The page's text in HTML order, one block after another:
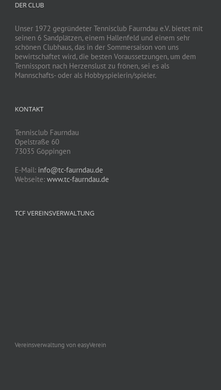
DER CLUB
Unser 1972 gegründeter Tennisclub Faurndau e.V. bietet mit
seinen 6 Sandplätzen, einem Hallenfeld und einem sehr
schönen Clubhaus, das in der Sommersaison von uns
bewirtschaftet wird, die besten Voraussetzungen, um dem
Tennissport nach Herzenslust zu frönen, sei es als
Mannschafts- oder als Hobbyspielerin/spieler.
KONTAKT
Tennisclub Faurndau
Opelstraße 60
73035 Göppingen
E-Mail: info@tc-faurndau.de
Webseite: www.tc-faurndau.de
TCF VEREINSVERWALTUNG
Vereinsverwaltung von easyVerein